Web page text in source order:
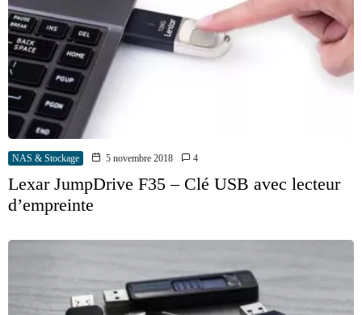
NAS & Stockage 5 novembre 2018 4
Lexar JumpDrive F35 – Clé USB avec lecteur
d’empreinte